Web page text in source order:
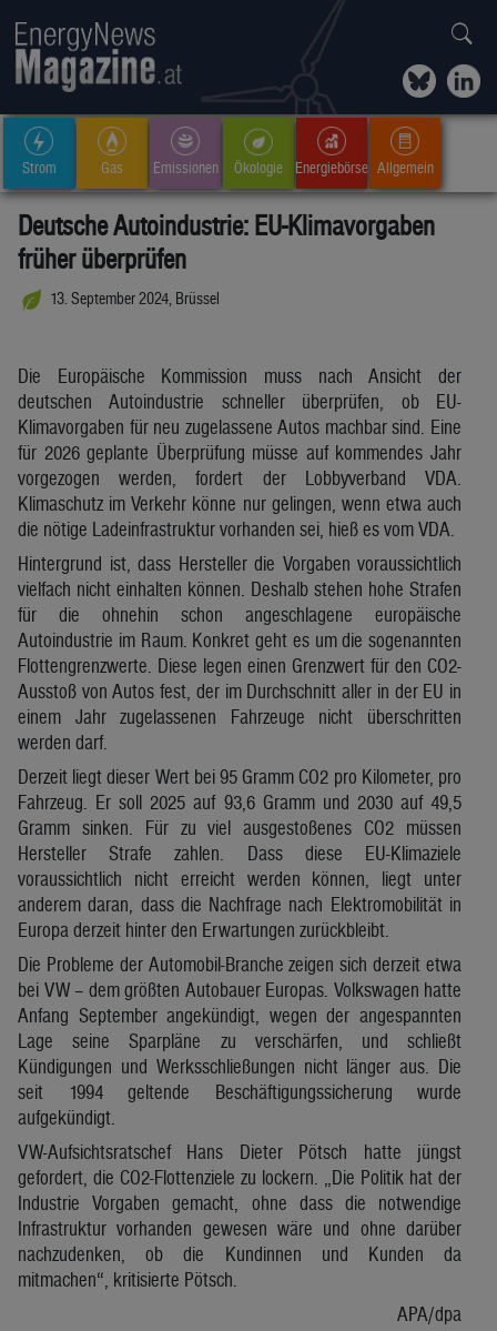
Strom Gas Emissionen Ökologie Energiebörse Allgemein
Deutsche Autoindustrie: EU-Klimavorgaben
früher überprüfen
13. September 2024, Brüssel
Die Europäische Kommission muss nach Ansicht der
deutschen Autoindustrie schneller überprüfen, ob EU-
Klimavorgaben für neu zugelassene Autos machbar sind. Eine
für 2026 geplante Überprüfung müsse auf kommendes Jahr
vorgezogen werden, fordert der Lobbyverband VDA.
Klimaschutz im Verkehr könne nur gelingen, wenn etwa auch
die nötige Ladeinfrastruktur vorhanden sei, hieß es vom VDA.
Hintergrund ist, dass Hersteller die Vorgaben voraussichtlich
vielfach nicht einhalten können. Deshalb stehen hohe Strafen
für die ohnehin schon angeschlagene europäische
Autoindustrie im Raum. Konkret geht es um die sogenannten
Flottengrenzwerte. Diese legen einen Grenzwert für den CO2-
Ausstoß von Autos fest, der im Durchschnitt aller in der EU in
einem Jahr zugelassenen Fahrzeuge nicht überschritten
werden darf.
Derzeit liegt dieser Wert bei 95 Gramm CO2 pro Kilometer, pro
Fahrzeug. Er soll 2025 auf 93,6 Gramm und 2030 auf 49,5
Gramm sinken. Für zu viel ausgestoßenes CO2 müssen
Hersteller Strafe zahlen. Dass diese EU-Klimaziele
voraussichtlich nicht erreicht werden können, liegt unter
anderem daran, dass die Nachfrage nach Elektromobilität in
Europa derzeit hinter den Erwartungen zurückbleibt.
Die Probleme der Automobil-Branche zeigen sich derzeit etwa
bei VW – dem größten Autobauer Europas. Volkswagen hatte
Anfang September angekündigt, wegen der angespannten
Lage seine Sparpläne zu verschärfen, und schließt
Kündigungen und Werksschließungen nicht länger aus. Die
seit 1994 geltende Beschäftigungssicherung wurde
aufgekündigt.
VW-Aufsichtsratschef Hans Dieter Pötsch hatte jüngst
gefordert, die CO2-Flottenziele zu lockern. „Die Politik hat der
Industrie Vorgaben gemacht, ohne dass die notwendige
Infrastruktur vorhanden gewesen wäre und ohne darüber
nachzudenken, ob die Kundinnen und Kunden da
mitmachen“, kritisierte Pötsch.
APA/dpa